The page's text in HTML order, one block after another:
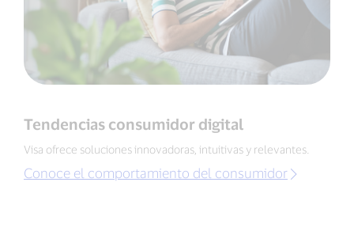
Tendencias consumidor digital
Visa ofrece soluciones innovadoras, intuitivas y relevantes.
Conoce el comportamiento del consumidor